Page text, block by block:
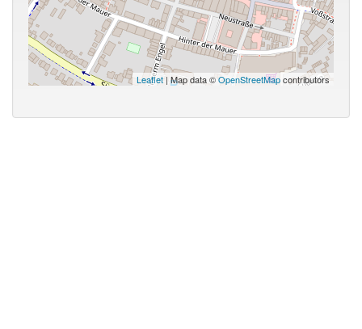
Leaflet| Map data ©OpenStreetMapcontributors